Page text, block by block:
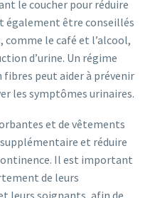
le coucher pour réduire
également être conseillés
comme le café et l’alcool,
d’urine. Un régime
peut aider à prévenir
les symptômes urinaires.
et de vêtements
et réduire
Il est important
de leurs
leurs soignants, afin de